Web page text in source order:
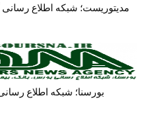
مدیتوریست؛ شبکه اطلاع
بورسنا؛ شبکه اطلاع